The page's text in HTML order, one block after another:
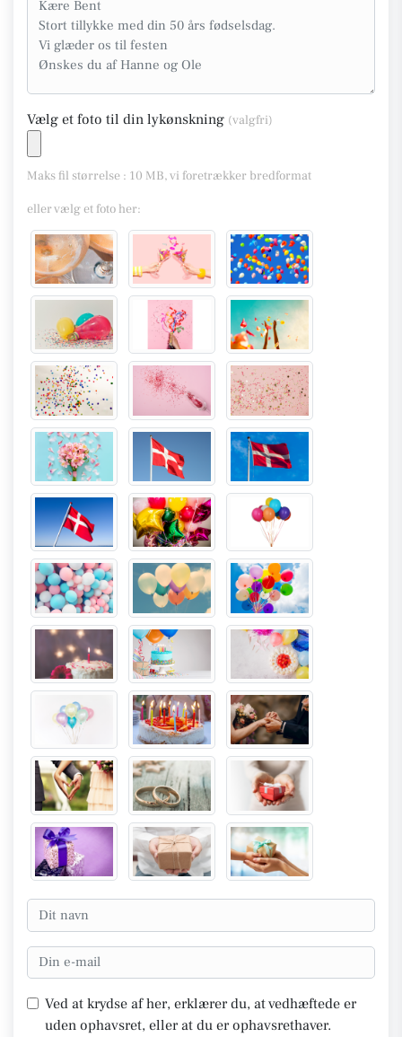
Vælg et foto til din lykønskning (valgfri)
Maks fil størrelse : 10 MB, vi foretrækker bredformat
eller vælg et foto her:
Ved at krydse af her, erklærer du, at vedhæftede er
uden ophavsret, eller at du er ophavsrethaver.